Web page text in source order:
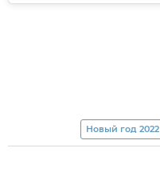
Новый год 2022